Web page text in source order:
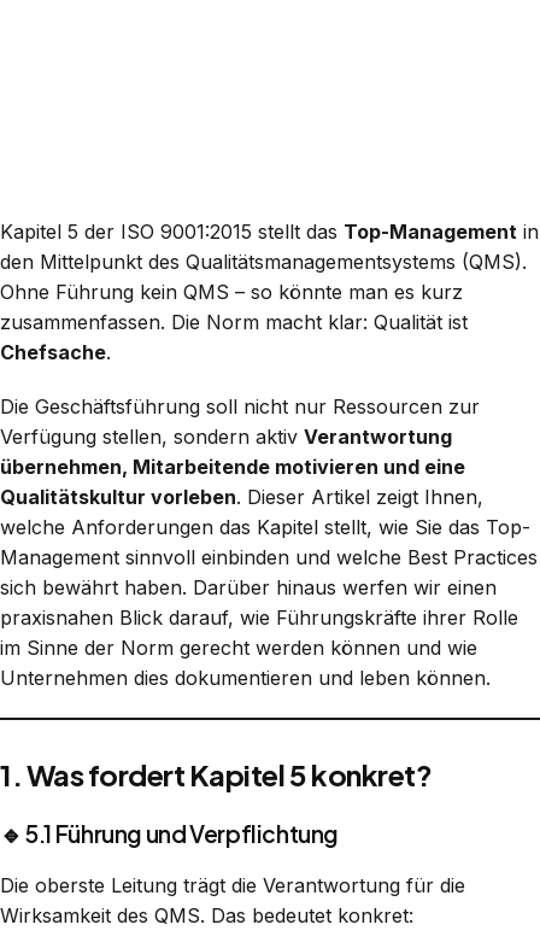
Kapitel 5 der ISO 9001:2015 stellt das Top-Management in
den Mittelpunkt des Qualitätsmanagementsystems (QMS).
Ohne Führung kein QMS – so könnte man es kurz
zusammenfassen. Die Norm macht klar: Qualität ist
Chefsache.
Die Geschäftsführung soll nicht nur Ressourcen zur
Verfügung stellen, sondern aktiv Verantwortung
übernehmen, Mitarbeitende motivieren und eine
Qualitätskultur vorleben. Dieser Artikel zeigt Ihnen,
welche Anforderungen das Kapitel stellt, wie Sie das Top-
Management sinnvoll einbinden und welche Best Practices
sich bewährt haben. Darüber hinaus werfen wir einen
praxisnahen Blick darauf, wie Führungskräfte ihrer Rolle
im Sinne der Norm gerecht werden können und wie
Unternehmen dies dokumentieren und leben können.
1. Was fordert Kapitel 5 konkret?
🔹 5.1 Führung und Verpflichtung
Die oberste Leitung trägt die Verantwortung für die
Wirksamkeit des QMS. Das bedeutet konkret: